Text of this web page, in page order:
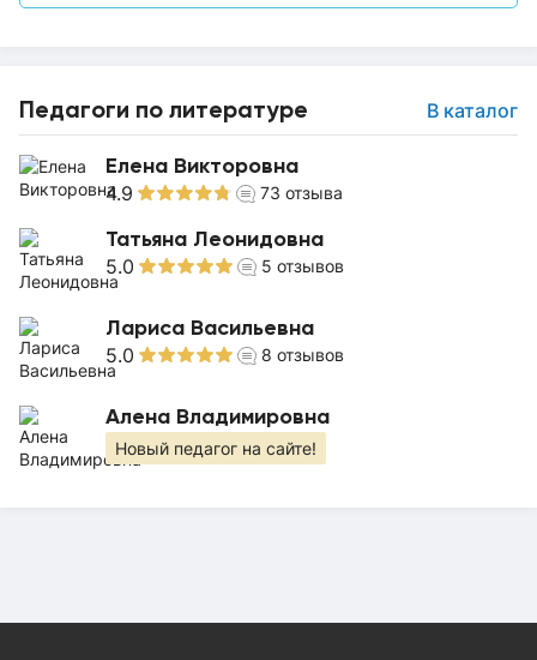
Педагоги по литературе В каталог
Елена Викторовна
4.9 73 отзыва
Татьяна Леонидовна
5.0 5 отзывов
Лариса Васильевна
5.0 8 отзывов
Алена Владимировна
Новый педагог на сайте!